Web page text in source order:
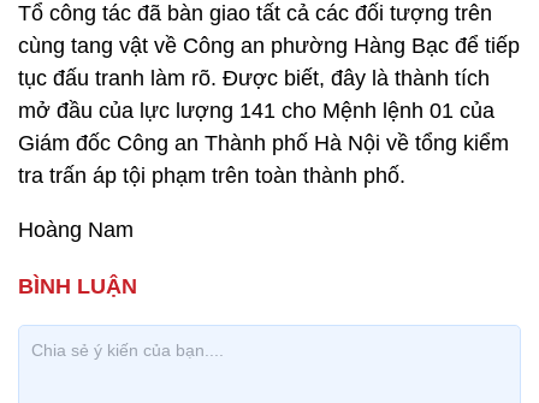
Tổ công tác đã bàn giao tất cả các đối tượng trên
cùng tang vật về Công an phường Hàng Bạc để tiếp
tục đấu tranh làm rõ. Được biết, đây là thành tích
mở đầu của lực lượng 141 cho Mệnh lệnh 01 của
Giám đốc Công an Thành phố Hà Nội về tổng kiểm
tra trấn áp tội phạm trên toàn thành phố.
Hoàng Nam